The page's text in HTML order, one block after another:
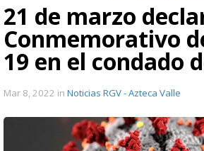
21 de marzo
Conmemorativo
19 en el condado
Mar 8, 2022 in Noticias RGV - Azteca Valle